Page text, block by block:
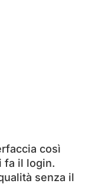
così
fa il login.
senza il